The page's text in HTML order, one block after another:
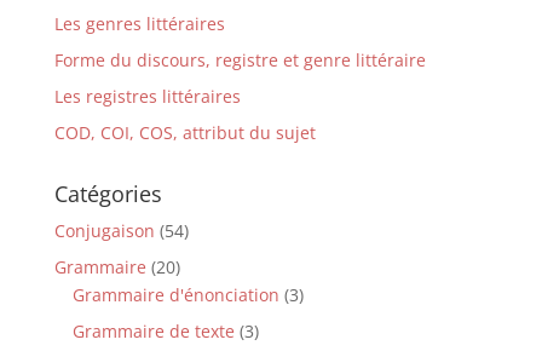
Les genres littéraires
Forme du discours, registre et genre littéraire
Les registres littéraires
COD, COI, COS, attribut du sujet
Catégories
Conjugaison (54)
Grammaire (20)
Grammaire d'énonciation (3)
Grammaire de texte (3)